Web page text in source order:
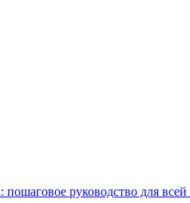
руководство для всей